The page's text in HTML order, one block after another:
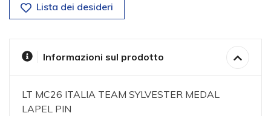
Lista dei desideri
Informazioni sul prodotto
LT MC26 ITALIA TEAM SYLVESTER MEDAL
LAPEL PIN